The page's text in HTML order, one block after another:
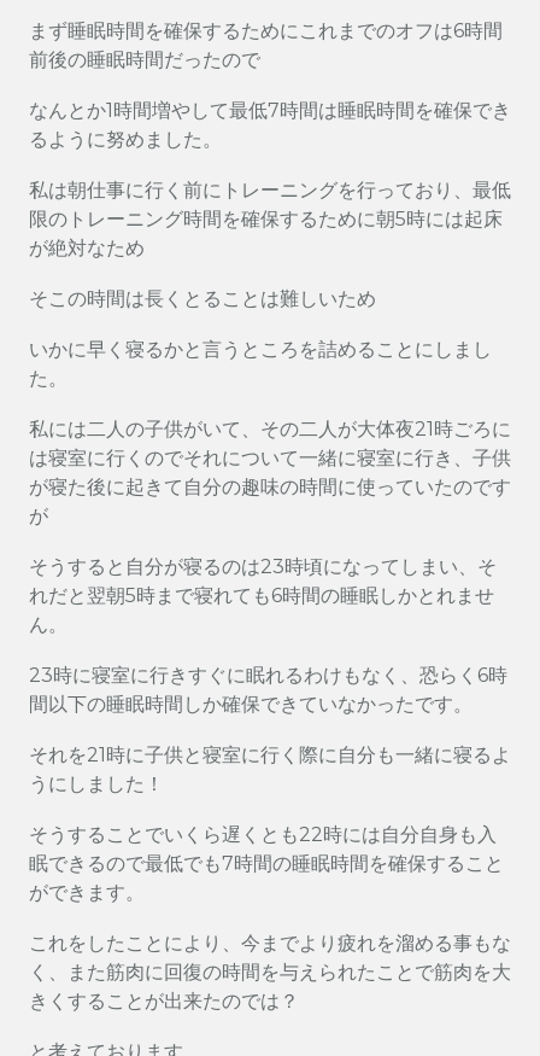
まず睡眠時間を確保するためにこれまでのオフは6時間
前後の睡眠時間だったので
なんとか1時間増やして最低7時間は睡眠時間を確保でき
るように努めました。
私は朝仕事に行く前にトレーニングを行っており、最低
限のトレーニング時間を確保するために朝5時には起床
が絶対なため
そこの時間は長くとることは難しいため
いかに早く寝るかと言うところを詰めることにしまし
た。
私には二人の子供がいて、その二人が大体夜21時ごろに
は寝室に行くのでそれについて一緒に寝室に行き、子供
が寝た後に起きて自分の趣味の時間に使っていたのです
が
そうすると自分が寝るのは23時頃になってしまい、そ
れだと翌朝5時まで寝れても6時間の睡眠しかとれませ
ん。
23時に寝室に行きすぐに眠れるわけもなく、恐らく6時
間以下の睡眠時間しか確保できていなかったです。
それを21時に子供と寝室に行く際に自分も一緒に寝るよ
うにしました！
そうすることでいくら遅くとも22時には自分自身も入
眠できるので最低でも7時間の睡眠時間を確保すること
ができます。
これをしたことにより、今までより疲れを溜める事もな
く、また筋肉に回復の時間を与えられたことで筋肉を大
きくすることが出来たのでは？
と考えております。